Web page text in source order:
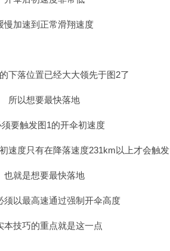
慢加速到正常滑翔速度
下落位置已经大大领先于图2了
所以想要最快落地
要触发图1的开伞初速度
速度只有在降落速度231km以上才会触发
也就是想要最快落地
须以最高速通过强制开伞高度
本技巧的重点就是这一点